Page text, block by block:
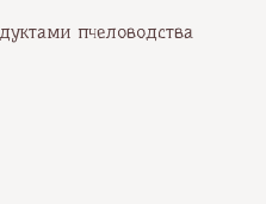
пчеловодства